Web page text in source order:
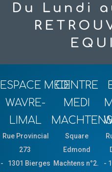
Du Lundi
ESPACE MEDI
WAVRE-
LIMAL
Rue Provincial
273
-
1301 Bierges
CENTRE
MEDI
MACHTENS
Square
Edmond
Machtens n°2.
-